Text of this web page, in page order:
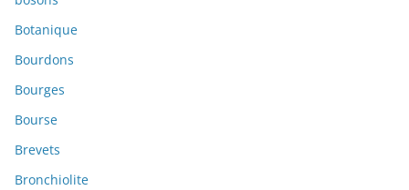
Botanique
Bourdons
Bourges
Bourse
Brevets
Bronchiolite